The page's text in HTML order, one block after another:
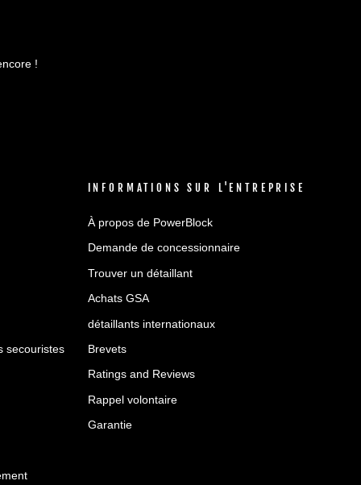
!
secouristes
INFORMATIONS SUR L'ENTREPRISE
À propos de PowerBlock
Demande de concessionnaire
Trouver un détaillant
Achats GSA
détaillants internationaux
Brevets
Ratings and Reviews
Rappel volontaire
Garantie